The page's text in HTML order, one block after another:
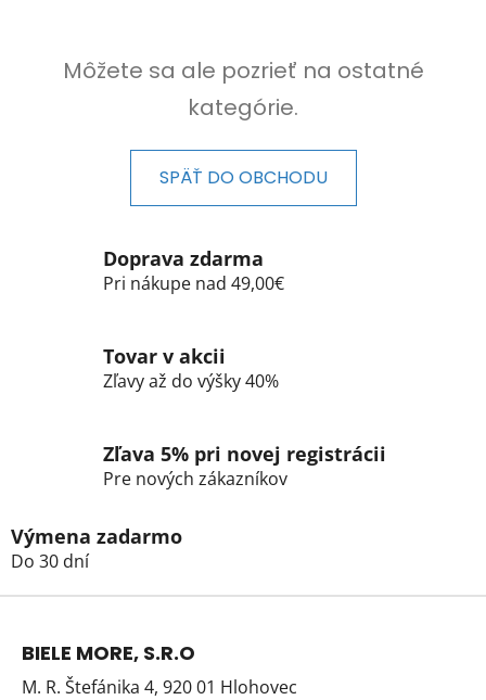
Môžete sa ale pozrieť na ostatné
kategórie.
SPÄŤ DO OBCHODU
Doprava zdarma
Pri nákupe nad 49,00€
Tovar v akcii
Zľavy až do výšky 40%
Zľava 5% pri novej registrácii
Pre nových zákazníkov
Výmena zadarmo
Do 30 dní
Z
BIELE MORE, S.R.O
M. R. Štefánika 4, 920 01 Hlohovec